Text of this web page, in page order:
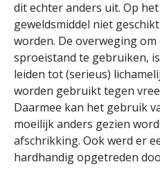
dit echter anders uit. Op
geweldsmiddel niet
worden. De overweging
sproeistand te gebruiken,
leiden tot (serieus)
worden gebruikt tegen
Daarmee kan het gebruik
moeilijk anders gezien
afschrikking. Ook werd er
hardhandig opgetreden